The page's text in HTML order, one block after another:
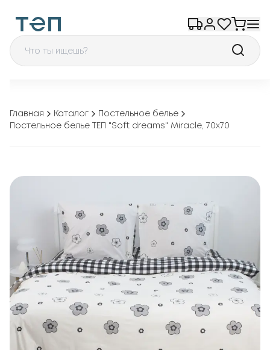
Главная Каталог
Постельное белье
Постельное белье ТЕП "Soft dreams" Miracle, 70x70